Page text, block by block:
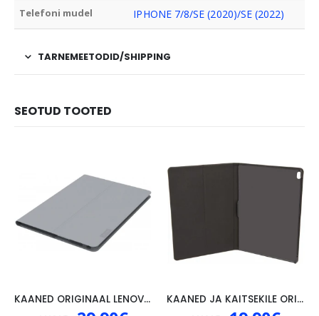
Telefoni mudel IPHONE 7/8/SE (2020)/SE (2022)
TARNEMEETODID/SHIPPING
SEOTUD TOOTED
KAANED ORIGINAAL LENOVO TAB 4 10″, HALL KAANED JA KAITSEKILE ORIGINAAL LENOVO P10, MUST